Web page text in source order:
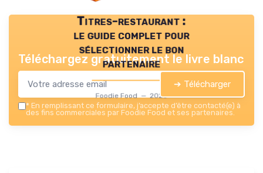
Titres-restaurant :
le guide complet pour
sélectionner le bon
partenaire
Foodie Food — 2026
Téléchargez gratuitement le livre blanc
➔ Télécharger
* En remplissant ce formulaire, j’accepte d’être contacté(e) à
des fins commerciales par Foodie Food et ses partenaires.